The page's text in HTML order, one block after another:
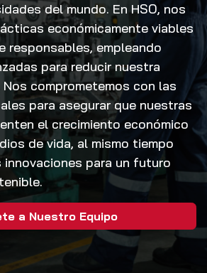
del mundo. En HSO, nos
económicamente viables
responsables, empleando
para reducir nuestra
comprometemos con las
para asegurar que nuestras
el crecimiento económico
de vida, al mismo tiempo
innovaciones para un futuro
a Nuestro Equipo